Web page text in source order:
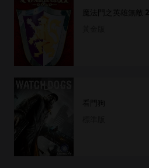
魔法門之英雄無敵 2
看門狗